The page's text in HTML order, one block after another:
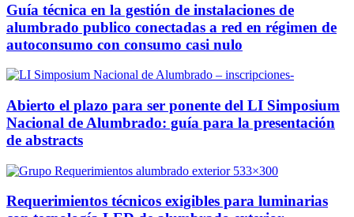
Guía técnica en la gestión de instalaciones de
alumbrado publico conectadas a red en régimen de
autoconsumo con consumo casi nulo
Abierto el plazo para ser ponente del LI Simposium
Nacional de Alumbrado: guía para la presentación
de abstracts
Requerimientos técnicos exigibles para luminarias